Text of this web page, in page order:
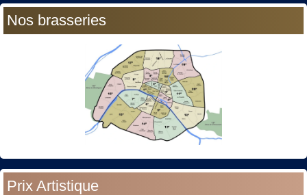
Nos brasseries
Prix Artistique